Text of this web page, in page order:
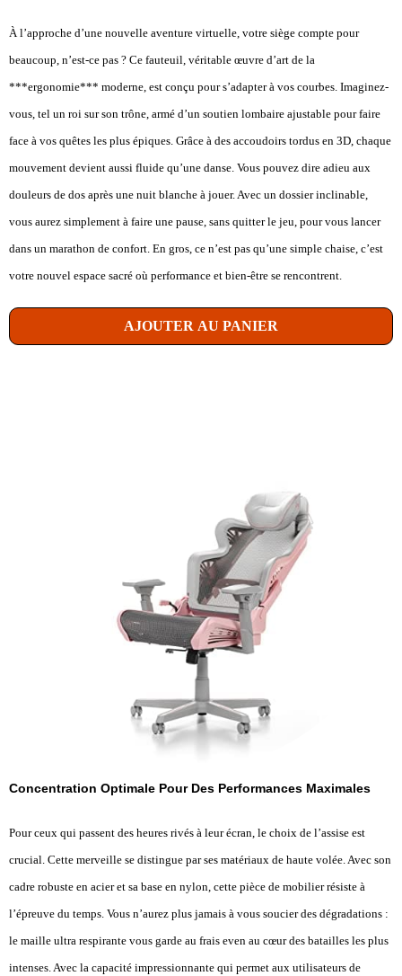
À l’approche d’une nouvelle aventure virtuelle, votre siège compte pour
beaucoup, n’est-ce pas ? Ce fauteuil, véritable œuvre d’art de la
***ergonomie*** moderne, est conçu pour s’adapter à vos courbes. Imaginez-
vous, tel un roi sur son trône, armé d’un soutien lombaire ajustable pour faire
face à vos quêtes les plus épiques. Grâce à des accoudoirs tordus en 3D, chaque
mouvement devient aussi fluide qu’une danse. Vous pouvez dire adieu aux
douleurs de dos après une nuit blanche à jouer. Avec un dossier inclinable,
vous aurez simplement à faire une pause, sans quitter le jeu, pour vous lancer
dans un marathon de confort. En gros, ce n’est pas qu’une simple chaise, c’est
votre nouvel espace sacré où performance et bien-être se rencontrent.
AJOUTER AU PANIER
Concentration Optimale Pour Des Performances Maximales
Pour ceux qui passent des heures rivés à leur écran, le choix de l’assise est
crucial. Cette merveille se distingue par ses matériaux de haute volée. Avec son
cadre robuste en acier et sa base en nylon, cette pièce de mobilier résiste à
l’épreuve du temps. Vous n’aurez plus jamais à vous soucier des dégradations :
le maille ultra respirante vous garde au frais even au cœur des batailles les plus
intenses. Avec la capacité impressionnante qui permet aux utilisateurs de